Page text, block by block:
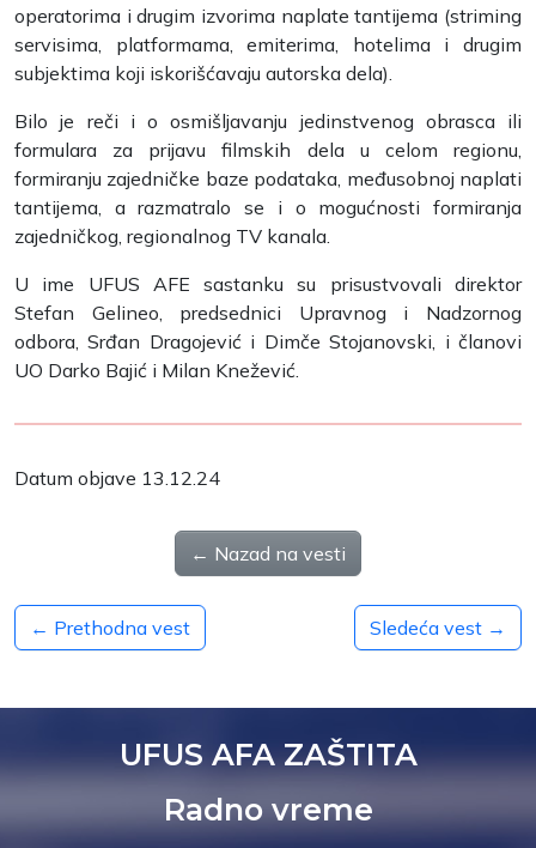
operatorima i drugim izvorima naplate tantijema (striming
servisima, platformama, emiterima, hotelima i drugim
subjektima koji iskorišćavaju autorska dela).
Bilo je reči i o osmišljavanju jedinstvenog obrasca ili
formulara za prijavu filmskih dela u celom regionu,
formiranju zajedničke baze podataka, međusobnoj naplati
tantijema, a razmatralo se i o mogućnosti formiranja
zajedničkog, regionalnog TV kanala.
U ime UFUS AFE sastanku su prisustvovali direktor
Stefan Gelineo, predsednici Upravnog i Nadzornog
odbora, Srđan Dragojević i Dimče Stojanovski, i članovi
UO Darko Bajić i Milan Knežević.
Datum objave 13.12.24
← Nazad na vesti
← Prethodna vest Sledeća vest →
UFUS AFA ZAŠTITA
Radno vreme